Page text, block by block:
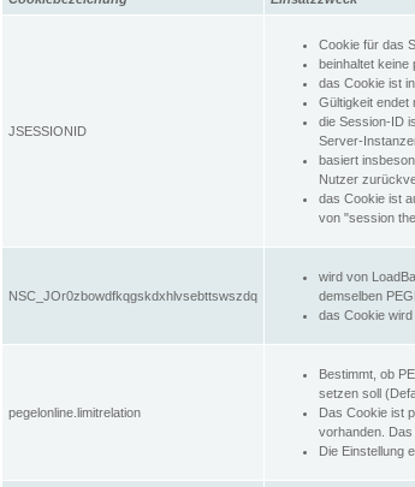
JSESSIONID
Cookie für das
beinhaltet keine
das Cookie ist
Gültigkeit endet
die Session-ID
Server-
basiert
Nutzer
das Cookie ist
von "session
NSC_JOr0zbowdfkqgskdxhlvsebttswszdq
wird von
demselben
das Cookie
pegelonline.limitrelation
Bestimmt, ob
setzen soll
Das Cookie ist
vorhanden. Das
Die Einstellung